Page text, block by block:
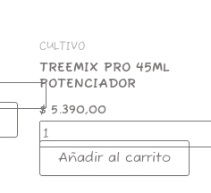
CULTIVO
TREEMIX PRO 45ML
POTENCIADOR
$5.390,00
Añadir al carrito